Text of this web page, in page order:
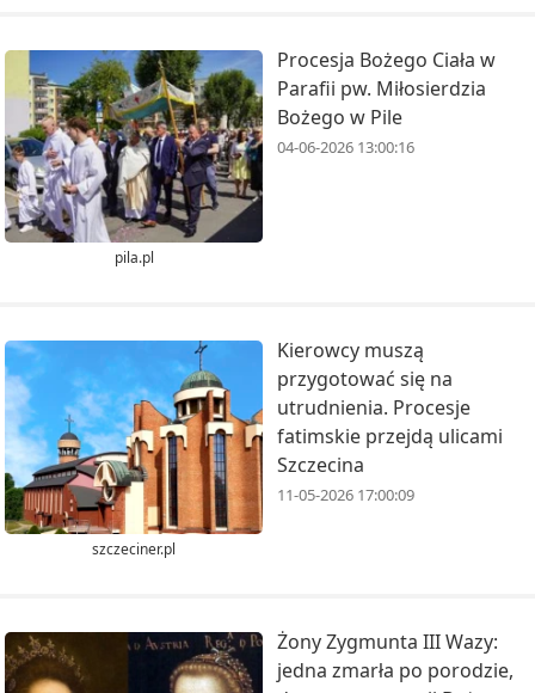
pila.pl
Procesja Bożego Ciała w
Parafii pw. Miłosierdzia
Bożego w Pile
04-06-2026 13:00:16
szczeciner.pl
Kierowcy muszą
przygotować się na
utrudnienia. Procesje
fatimskie przejdą ulicami
Szczecina
11-05-2026 17:00:09
Żony Zygmunta III Wazy:
jedna zmarła po porodzie,